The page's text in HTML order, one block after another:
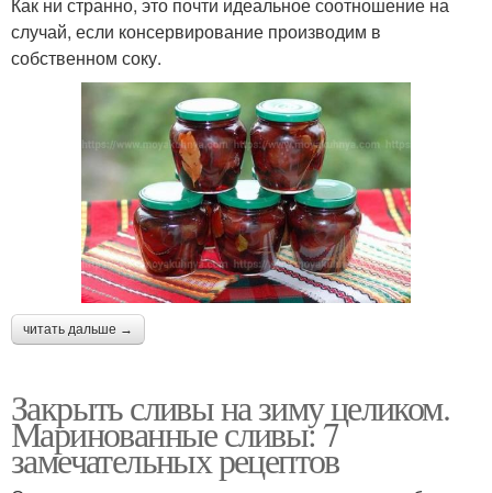
Как ни странно, это почти идеальное соотношение на
случай, если консервирование производим в
собственном соку.
читать дальше →
Закрыть сливы на зиму целиком.
Маринованные сливы: 7
замечательных рецептов